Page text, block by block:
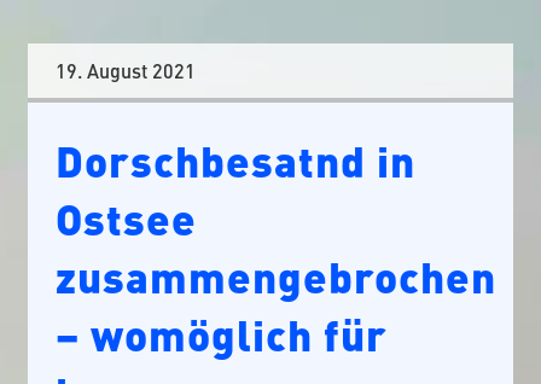
19. August 2021
Dorschbesatnd in
Ostsee
zusammengebrochen
– womöglich für